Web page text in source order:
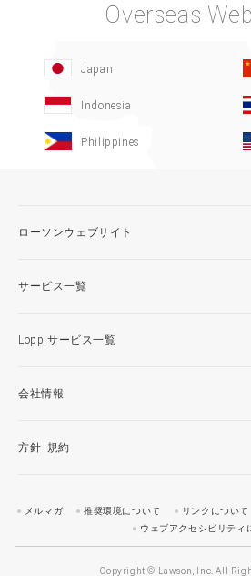
Overseas
Japan
Indonesia
Philippines
ローソンウェブサイト
サービス一覧
Loppiサービス一覧
会社情報
方針･規約
メルマガ 推奨環境について リンクについて
ウェブアクセシビリティ
Copyright © Lawson, Inc. All